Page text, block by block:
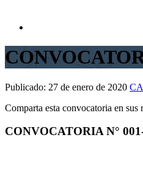
Publicado: 27 de enero de 2020
Comparta esta convocatoria en sus
CONVOCATORIA N°